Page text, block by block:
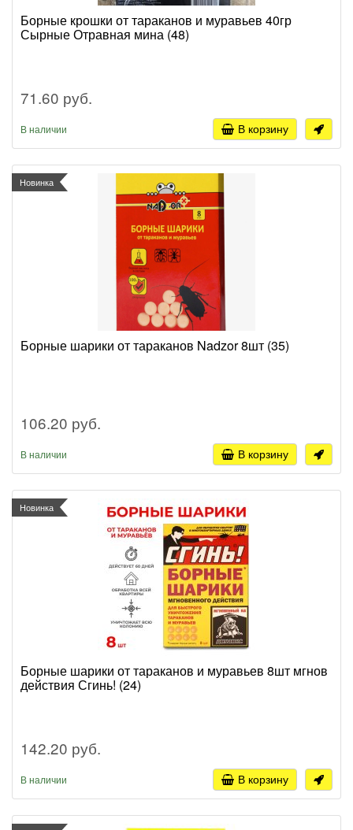
Борные крошки от тараканов и муравьев 40гр
Сырные Отравная мина (48)
71.60 руб.
В наличии В корзину
Новинка
Борные шарики от тараканов Nadzor 8шт (35)
106.20 руб.
В наличии В корзину
Новинка
Борные шарики от тараканов и муравьев 8шт мгнов
действия Сгинь! (24)
142.20 руб.
В наличии В корзину